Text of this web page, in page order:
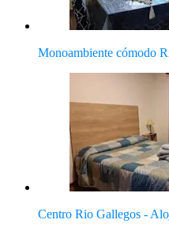
Monoambiente cómodo
Centro Rio Gallegos -